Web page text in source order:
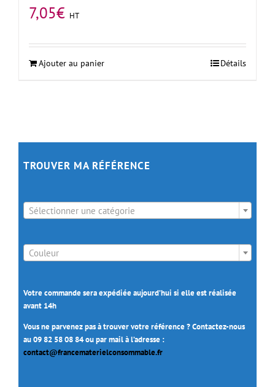
7,05€ HT
Ajouter au panier Détails
TROUVER MA RÉFÉRENCE
Sélectionner une catégorie
Couleur
Votre commande sera expédiée aujourd’hui si elle est réalisée
avant 14h
Vous ne parvenez pas à trouver votre référence ? Contactez-nous
au 09 82 58 08 84 ou par mail à l’adresse :
contact@francematerielconsommable.fr